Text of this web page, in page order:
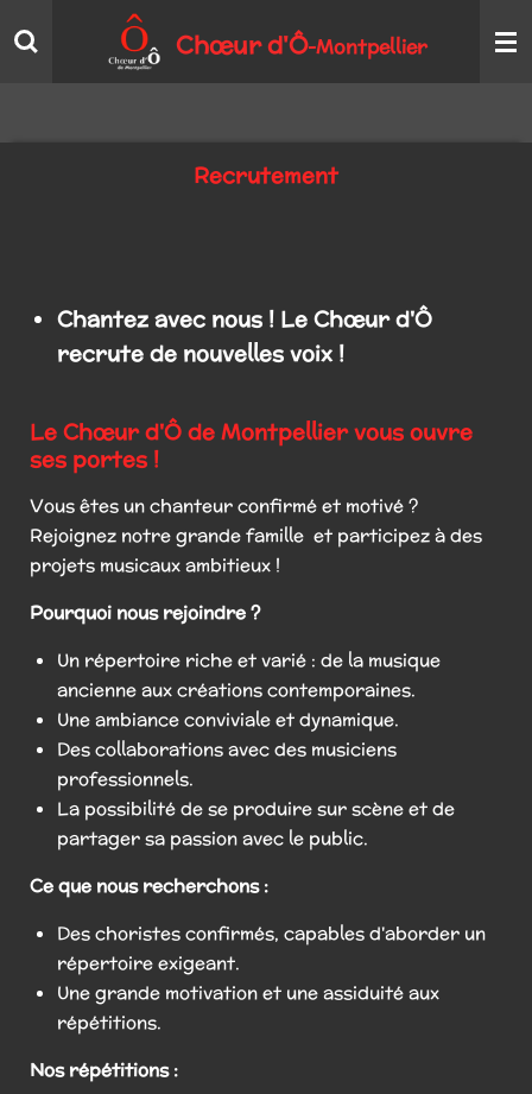
Passer
au
contenu
Chœurd'Ô-Montpellier
Recrutement
Chantez avec nous ! Le Chœur d'Ô
recrute de nouvelles voix !
Le Chœur d'Ô de Montpellier vous ouvre
ses portes !
Vous êtes un chanteur confirmé et motivé ?
Rejoignez notre grande famille et participez à des
projets musicaux ambitieux !
Pourquoi nous rejoindre ?
Un répertoire riche et varié : de la musique
ancienne aux créations contemporaines.
Une ambiance conviviale et dynamique.
Des collaborations avec des musiciens
professionnels.
La possibilité de se produire sur scène et de
partager sa passion avec le public.
Ce que nous recherchons :
Des choristes confirmés, capables d'aborder un
répertoire exigeant.
Une grande motivation et une assiduité aux
répétitions.
Nos répétitions :